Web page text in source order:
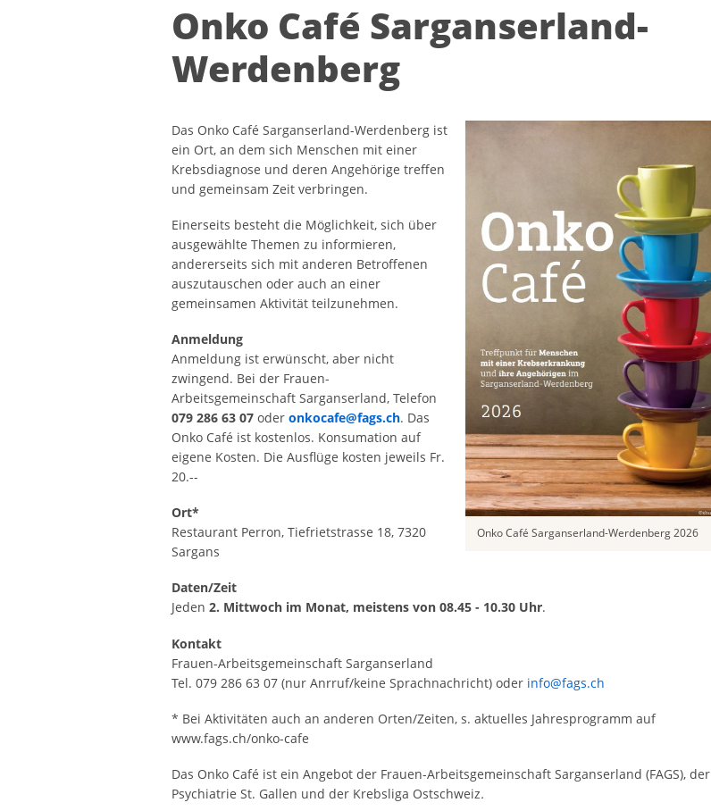
Onko Café Sarganserland-
Werdenberg
Onko Café Sarganserland-Werdenberg 2026
Das Onko Café Sarganserland-Werdenberg ist
ein Ort, an dem sich Menschen mit einer
Krebsdiagnose und deren Angehörige treffen
und gemeinsam Zeit verbringen.
Einerseits besteht die Möglichkeit, sich über
ausgewählte Themen zu informieren,
andererseits sich mit anderen Betroffenen
auszutauschen oder auch an einer
gemeinsamen Aktivität teilzunehmen.
Anmeldung
Anmeldung ist erwünscht, aber nicht
zwingend. Bei der Frauen-
Arbeitsgemeinschaft Sarganserland, Telefon
079 286 63 07 oder onkocafe@fags.ch. Das
Onko Café ist kostenlos. Konsumation auf
eigene Kosten. Die Ausflüge kosten jeweils Fr.
20.--
Ort*
Restaurant Perron, Tiefrietstrasse 18, 7320
Sargans
Daten/Zeit
Jeden 2. Mittwoch im Monat, meistens von 08.45 - 10.30 Uhr.
Kontakt
Frauen-Arbeitsgemeinschaft Sarganserland
Tel. 079 286 63 07 (nur Anrruf/keine Sprachnachricht) oder info@fags.ch
* Bei Aktivitäten auch an anderen Orten/Zeiten, s. aktuelles Jahresprogramm auf
www.fags.ch/onko-cafe
Das Onko Café ist ein Angebot der Frauen-Arbeitsgemeinschaft Sarganserland (FAGS), der
Psychiatrie St. Gallen und der Krebsliga Ostschweiz.